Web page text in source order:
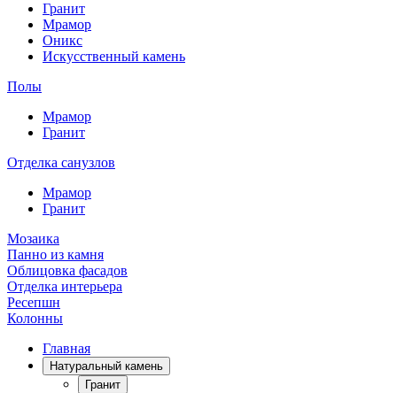
Гранит
Мрамор
Оникс
Искусственный камень
Полы
Мрамор
Гранит
Отделка санузлов
Мрамор
Гранит
Мозаика
Панно из камня
Облицовка фасадов
Отделка интерьера
Ресепшн
Колонны
Главная
Натуральный камень
Гранит